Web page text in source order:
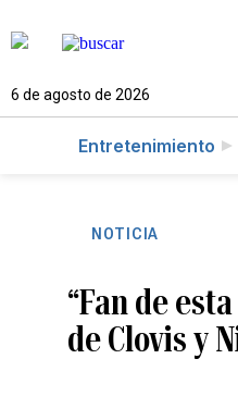
6 de agosto de 2026
Entretenimiento
NOTICIA
“Fan de
de Clovis y